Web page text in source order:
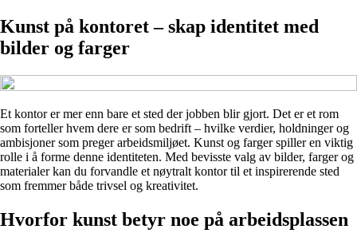
Kunst på kontoret – skap identitet med
bilder og farger
Et kontor er mer enn bare et sted der jobben blir gjort. Det er et rom
som forteller hvem dere er som bedrift – hvilke verdier, holdninger og
ambisjoner som preger arbeidsmiljøet. Kunst og farger spiller en viktig
rolle i å forme denne identiteten. Med bevisste valg av bilder, farger og
materialer kan du forvandle et nøytralt kontor til et inspirerende sted
som fremmer både trivsel og kreativitet.
Hvorfor kunst betyr noe på arbeidsplassen